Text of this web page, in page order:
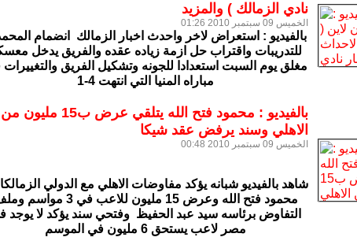
نادي الزمالك ) والمزيد
الخميس 09 سبتمبر 2010 01:26
بالفيديو : استعراض لاخر واحدث اخبار الزمالك انضمام
للتدريبات واقتراب حل ازمة زياده عقده والفريق يدخل
مغلق يوم السبت استعدادا للجونه وتشكيل الفريق
مباراه المنيا التي انتهت 4-1
بالفيديو : محمود فتح الله يتلقي عرض ب15 مليون من
الاهلي وسند يرفض عقد شيكا
الخميس 09 سبتمبر 2010 00:48
شاهد بالفيديو شبانه يؤكد مفاوضات الاهلي مع الدولي
محمود فتح الله وعرض 15 مليون للاعب في 3
التفاوض برئاسه سيد عبد الحفيظ وفتحي سند يؤكد لا يوجد
مصر لاعب يستحق 6 مليون في الموسم